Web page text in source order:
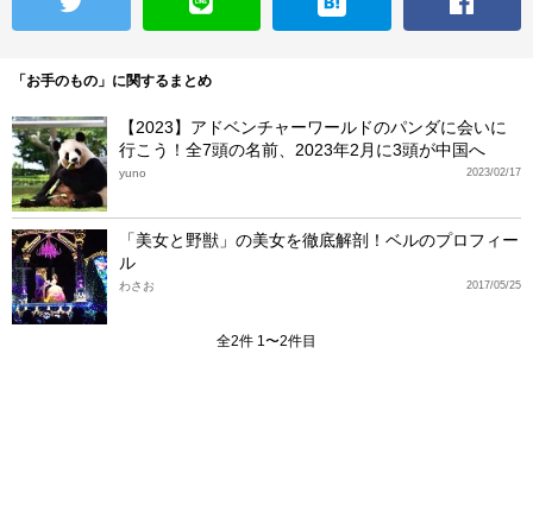
「お手のもの」に関するまとめ
【2023】アドベンチャーワールドのパンダに会いに
行こう！全7頭の名前、2023年2月に3頭が中国へ
2023/02/17
yuno
「美女と野獣」の美女を徹底解剖！ベルのプロフィー
ル
2017/05/25
わさお
全2件 1〜2件目